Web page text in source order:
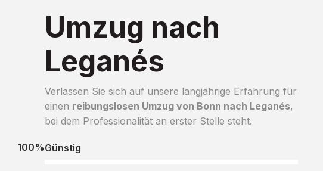
Umzug nach
Leganés
Verlassen Sie sich auf unsere langjährige Erfahrung für
einen reibungslosen Umzug von Bonn nach Leganés,
bei dem Professionalität an erster Stelle steht.
Günstig
100%